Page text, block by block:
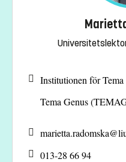
Institutionen för
Tema Genus
marietta.radomska@
013-28 66 94